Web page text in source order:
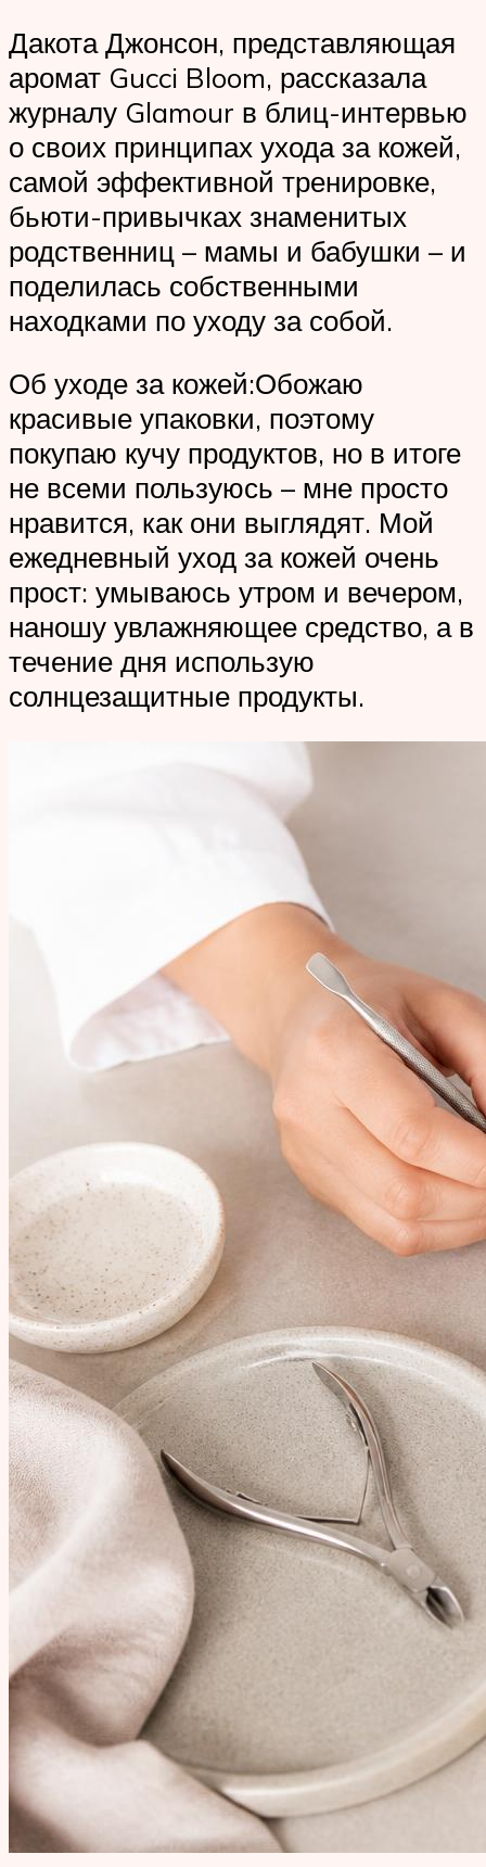
Дакота Джонсон, представляющая
аромат Gucci Bloom, рассказала
журналу Glamour в блиц-интервью
о своих принципах ухода за кожей,
самой эффективной тренировке,
бьюти-привычках знаменитых
родственниц – мамы и бабушки – и
поделилась собственными
находками по уходу за собой.
Об уходе за кожей:Обожаю
красивые упаковки, поэтому
покупаю кучу продуктов, но в итоге
не всеми пользуюсь – мне просто
нравится, как они выглядят. Мой
ежедневный уход за кожей очень
прост: умываюсь утром и вечером,
наношу увлажняющее средство, а в
течение дня использую
солнцезащитные продукты.